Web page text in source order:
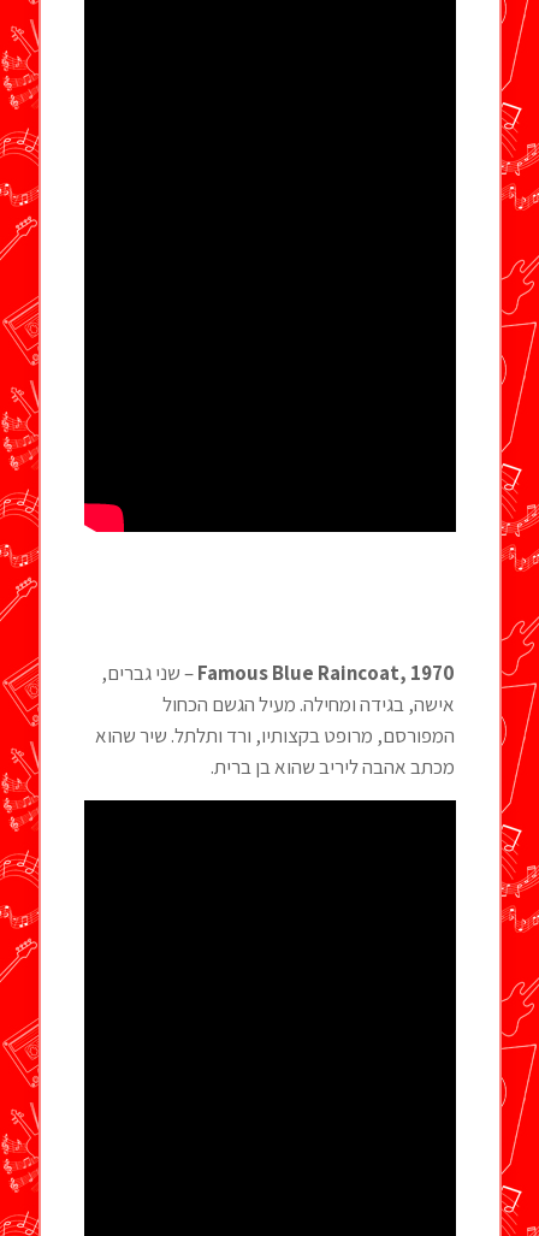
Famous Blue Raincoat, 1970
– שני גברים,
אישה, בגידה ומחילה. מעיל הגשם הכחול
המפורסם, מרופט בקצותיו, ורד ותלתל. שיר שהוא
מכתב אהבה ליריב שהוא בן ברית.